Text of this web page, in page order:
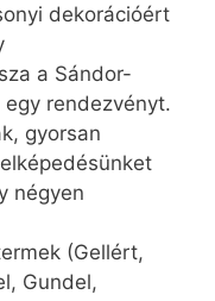
dekorációért
a Sándor-
rendezvényt.
gyorsan
négyen
(Gellért,
Gundel,